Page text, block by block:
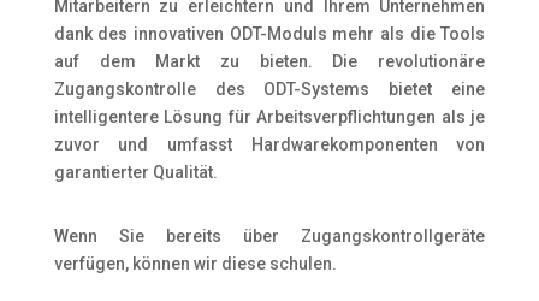
Mitarbeitern zu erleichtern und Ihrem Unternehmen
dank des innovativen ODT-Moduls mehr als die Tools
auf dem Markt zu bieten. Die revolutionäre
Zugangskontrolle des ODT-Systems bietet eine
intelligentere Lösung für Arbeitsverpflichtungen als je
zuvor und umfasst Hardwarekomponenten von
garantierter Qualität.
Wenn Sie bereits über Zugangskontrollgeräte
verfügen, können wir diese schulen.